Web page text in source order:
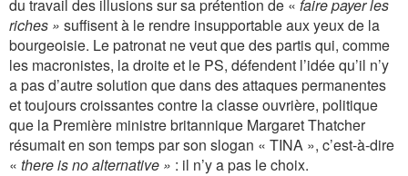
du travail des illusions sur sa prétention de « faire payer les
riches » suffisent à le rendre insupportable aux yeux de la
bourgeoisie. Le patronat ne veut que des partis qui, comme
les macronistes, la droite et le PS, défendent l’idée qu’il n’y
a pas d’autre solution que dans des attaques permanentes
et toujours croissantes contre la classe ouvrière, politique
que la Première ministre britannique Margaret Thatcher
résumait en son temps par son slogan « TINA », c’est-à-dire
« there is no alternative » : il n’y a pas le choix.